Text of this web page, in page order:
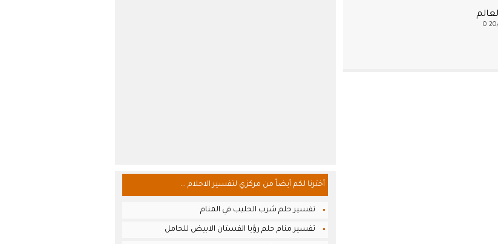
0
أخترنا لكم أيضاً من مركزي لتفسير الاحلام ...
تفسير حلم شرب الحليب في المنام
تفسير منام حلم رؤيا الفستان الابيض للحامل